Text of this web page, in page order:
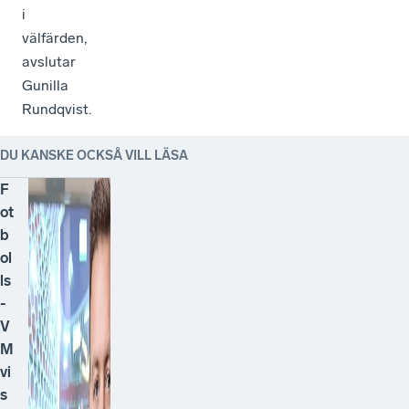
i
välfärden,
avslutar
Gunilla
Rundqvist.
DU KANSKE OCKSÅ VILL LÄSA
F
ot
b
ol
ls
-
V
M
vi
s